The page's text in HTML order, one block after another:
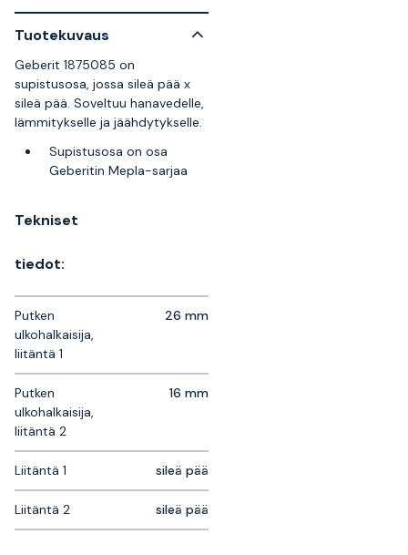
Tuotekuvaus
Geberit 1875085 on
supistusosa, jossa sileä pää x
sileä pää. Soveltuu hanavedelle,
lämmitykselle ja jäähdytykselle.
Supistusosa on osa
Geberitin Mepla-sarjaa
Tekniset
tiedot:
Putken
ulkohalkaisija,
liitäntä 1
26 mm
Putken
ulkohalkaisija,
liitäntä 2
16 mm
Liitäntä 1 sileä pää
Liitäntä 2 sileä pää